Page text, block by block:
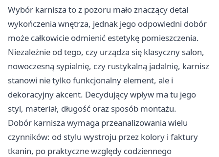
Wybór karnisza to z pozoru mało znaczący detal
wykończenia wnętrza, jednak jego odpowiedni dobór
może całkowicie odmienić estetykę pomieszczenia.
Niezależnie od tego, czy urządza się klasyczny salon,
nowoczesną sypialnię, czy rustykalną jadalnię, karnisz
stanowi nie tylko funkcjonalny element, ale i
dekoracyjny akcent. Decydujący wpływ ma tu jego
styl, materiał, długość oraz sposób montażu.
Dobór karnisza wymaga przeanalizowania wielu
czynników: od stylu wystroju przez kolory i faktury
tkanin, po praktyczne względy codziennego